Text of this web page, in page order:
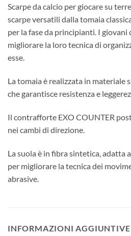
Scarpe da calcio per giocare su
scarpe versatili dalla tomaia
per la fase da principianti. I
migliorare la loro tecnica di
esse.
La tomaia è realizzata in materiale
che garantisce resistenza e
Il contrafforte EXO COUNTER
nei cambi di direzione.
La suola è in fibra sintetica, adatta
per migliorare la tecnica dei
abrasive.
INFORMAZIONI AGGIUNTIVE